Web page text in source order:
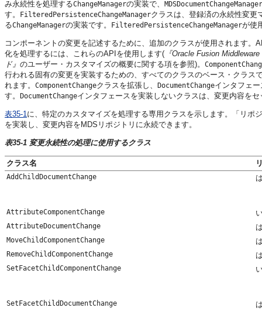
み永続性を処理するChangeManagerの実装で、 MDSDocumentChangeManager
す。 FilteredPersistenceChangeManagerクラスは、登録済の永続性変更
るChangeManagerの実装です。 FilteredPersistenceChangeManagerが使
コンポーネントの変更を記述するために、追加のクラスが使用されます
化を処理するには、これらのAPIを使用します( 『Oracle Fusion
ド』 のユーザー・カスタマイズの概要に関する項を参照)。
行われる固有の変更を実装するための、すべてのクラスのベース・クラ
れます。 ComponentChangeクラスを拡張し、 DocumentChangeインタフェ
す。
DocumentChangeインタフェースを実装しないクラスは、変更内容を
表35-1に、特定のカスタマイズを処理する専用クラスを示します。「リポ
を実装し、変更内容をMDSリポジトリに永続できます。
表35-1 変更永続性の処理に使用するクラス
クラス名
AddChildDocumentChange
AttributeComponentChange
AttributeDocumentChange
MoveChildComponentChange
RemoveChildComponentChange
SetFacetChildComponentChange
SetFacetChildDocumentChange